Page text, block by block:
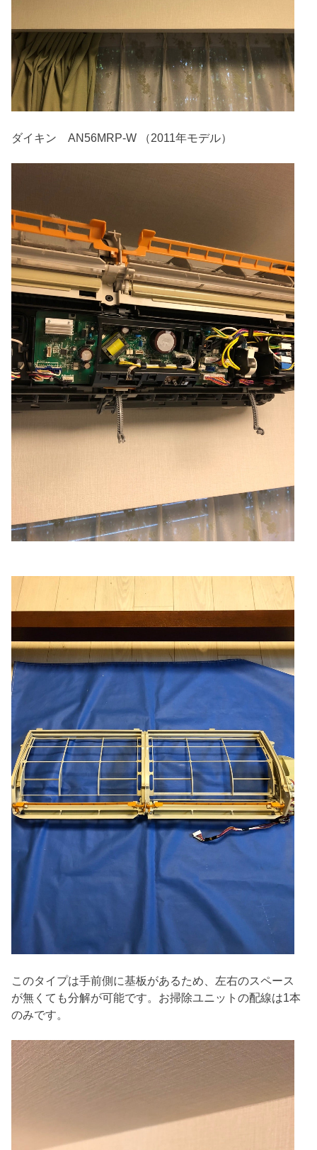
ダイキン AN56MRP-W （2011年モデル）
このタイプは手前側に基板があるため、左右のスペース
が無くても分解が可能です。お掃除ユニットの配線は1本
のみです。